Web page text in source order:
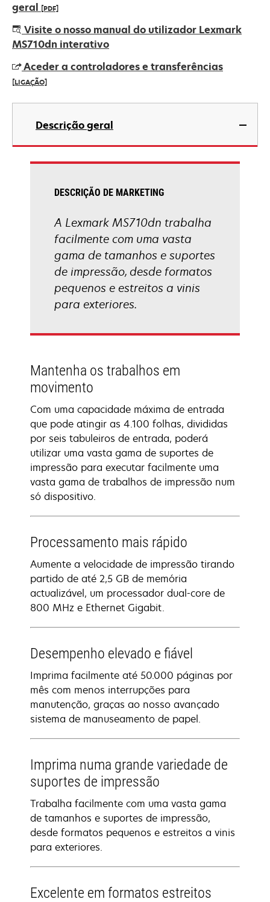
geral [PDF]
opens
in
new
tab
Visite o nosso manual do utilizador Lexmark
MS710dn interativo
Aceder a controladores e transferências
[LIGAÇÃO]
opens
new
Descrição geral
DESCRIÇÃO DE MARKETING
A Lexmark MS710dn trabalha
facilmente com uma vasta
gama de tamanhos e suportes
de impressão, desde formatos
pequenos e estreitos a vinis
para exteriores.
Mantenha os trabalhos em
movimento
Com uma capacidade máxima de entrada
que pode atingir as 4.100 folhas, divididas
por seis tabuleiros de entrada, poderá
utilizar uma vasta gama de suportes de
impressão para executar facilmente uma
vasta gama de trabalhos de impressão num
só dispositivo.
Processamento mais rápido
Aumente a velocidade de impressão tirando
partido de até 2,5 GB de memória
actualizável, um processador dual-core de
800 MHz e Ethernet Gigabit.
Desempenho elevado e fiável
Imprima facilmente até 50.000 páginas por
mês com menos interrupções para
manutenção, graças ao nosso avançado
sistema de manuseamento de papel.
Imprima numa grande variedade de
suportes de impressão
Trabalha facilmente com uma vasta gama
de tamanhos e suportes de impressão,
desde formatos pequenos e estreitos a vinis
para exteriores.
Excelente em formatos estreitos